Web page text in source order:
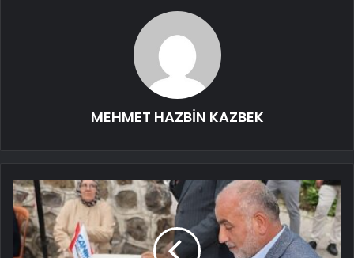
MEHMET HAZBİN KAZBEK